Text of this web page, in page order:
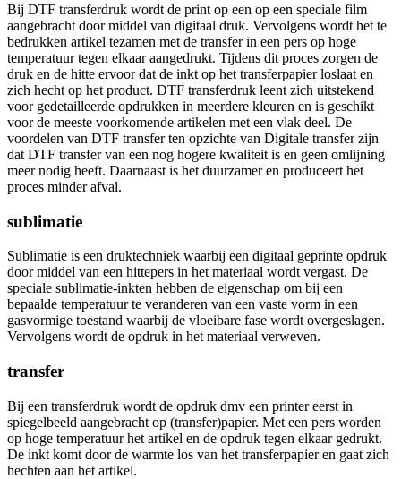
Bij DTF transferdruk wordt de print op een op een speciale film
aangebracht door middel van digitaal druk. Vervolgens wordt het te
bedrukken artikel tezamen met de transfer in een pers op hoge
temperatuur tegen elkaar aangedrukt. Tijdens dit proces zorgen de
druk en de hitte ervoor dat de inkt op het transferpapier loslaat en
zich hecht op het product. DTF transferdruk leent zich uitstekend
voor gedetailleerde opdrukken in meerdere kleuren en is geschikt
voor de meeste voorkomende artikelen met een vlak deel. De
voordelen van DTF transfer ten opzichte van Digitale transfer zijn
dat DTF transfer van een nog hogere kwaliteit is en geen omlijning
meer nodig heeft. Daarnaast is het duurzamer en produceert het
proces minder afval.
sublimatie
Sublimatie is een druktechniek waarbij een digitaal geprinte opdruk
door middel van een hittepers in het materiaal wordt vergast. De
speciale sublimatie-inkten hebben de eigenschap om bij een
bepaalde temperatuur te veranderen van een vaste vorm in een
gasvormige toestand waarbij de vloeibare fase wordt overgeslagen.
Vervolgens wordt de opdruk in het materiaal verweven.
transfer
Bij een transferdruk wordt de opdruk dmv een printer eerst in
spiegelbeeld aangebracht op (transfer)papier. Met een pers worden
op hoge temperatuur het artikel en de opdruk tegen elkaar gedrukt.
De inkt komt door de warmte los van het transferpapier en gaat zich
hechten aan het artikel.